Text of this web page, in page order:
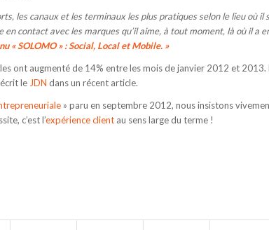
les canaux et les terminaux les plus pratiques selon le lieu où il
contact avec les marques qu’il aime, à tout moment, là où il a
« SOLOMO » : Social, Local et Mobile. »
ont augmenté de 14% entre les mois de janvier 2012 et 2013.
le JDN dans un récent article.
» paru en septembre 2012, nous insistons
c’est l’expérience client au sens large du terme !